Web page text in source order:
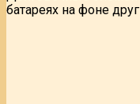
батареях на фоне